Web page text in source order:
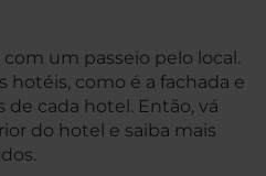
um passeio pelo local.
hotéis, como é a fachada e
cada hotel. Então, vá
do hotel e saiba mais